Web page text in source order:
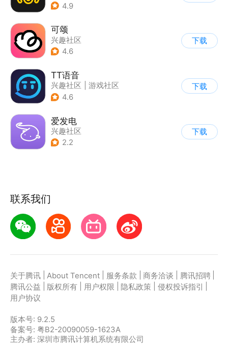
4.9
可颂
兴趣社区
4.6
下载
TT语音
兴趣社区
游戏社区
4.6
下载
爱发电
兴趣社区
2.2
下载
联系我们
关于腾讯 About Tencent 服务条款 商务洽谈 腾讯招聘
腾讯公益
版权所有 用户权限 隐私政策 侵权投诉指引
用户协议
版本号: 9.2.5
备案号: 粤B2-20090059-1623A
主办者: 深圳市腾讯计算机系统有限公司